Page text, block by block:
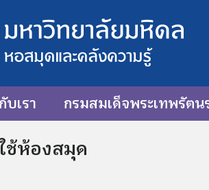
บเรา กรมสมเด็จพระเทพรัต
ช้ห้องสมุด